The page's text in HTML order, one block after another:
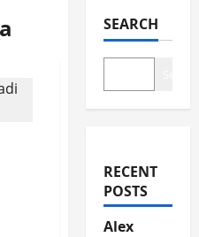
SEARCH
RECENT
POSTS
Alex